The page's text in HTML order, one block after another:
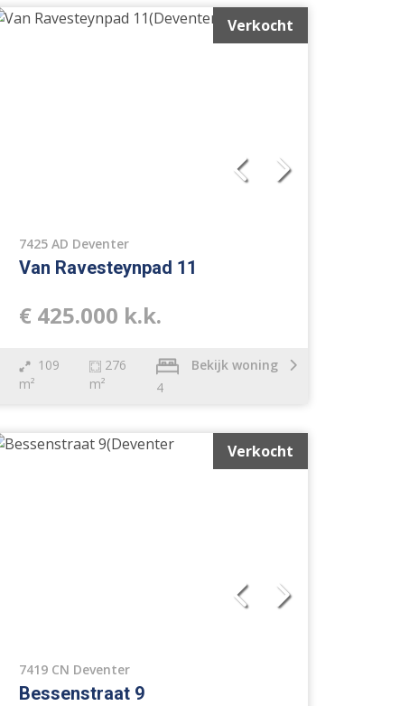
Verkocht
7425 AD Deventer
Van Ravesteynpad 11
€ 425.000 k.k.
109
m²
276
m²
4
Bekijk woning
Verkocht
7419 CN Deventer
Bessenstraat 9